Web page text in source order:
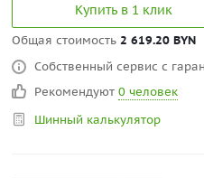
Купить в 1 клик
Общая стоимость 2 619.20 BYN
Собственный сервис с
Рекомендуют 0 человек
Шинный калькулятор